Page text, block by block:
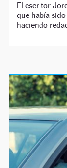
El escritor
que había
haciendo